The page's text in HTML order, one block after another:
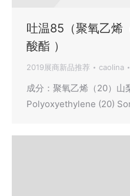
吐温85（聚氧乙烯
酸酯 ）
2019展商新品推荐 caolina
成分：聚氧乙烯（20）山
Polyoxyethylene (20)